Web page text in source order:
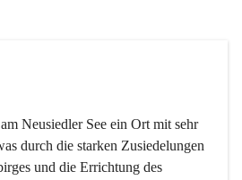
Neusiedler See ein Ort mit sehr
durch die starken Zusiedelungen
und die Errichtung des